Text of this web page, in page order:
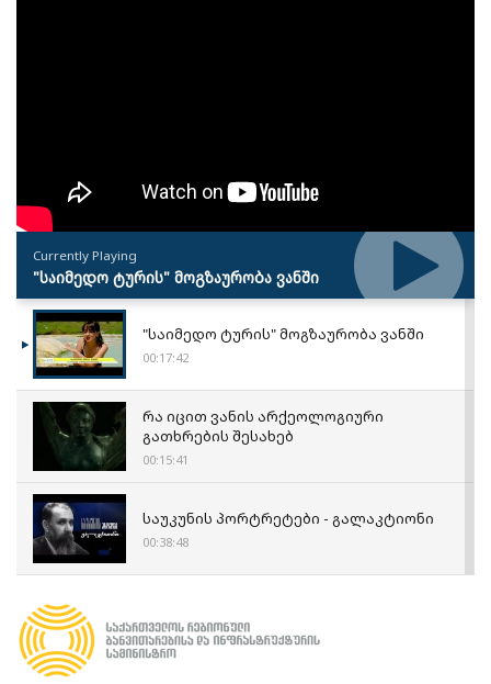
Currently Playing
"საიმედო ტურის" მოგზაურობა ვანში
"საიმედო ტურის" მოგზაურობა ვანში
00:17:42
რა იცით ვანის არქეოლოგიური
გათხრების შესახებ
00:15:41
საუკუნის პორტრეტები - გალაკტიონი
00:38:48
მაღლაკელიძე
00:08:52